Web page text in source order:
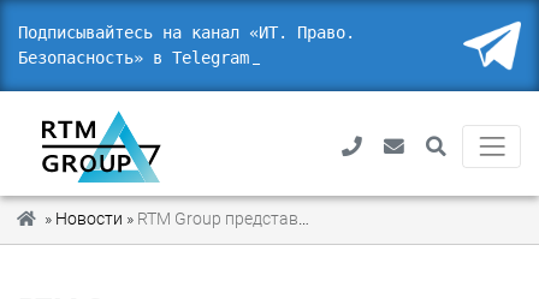
Подписывайтесь на канал «ИТ. Право.
Безопасность» в Telegra
» Новости »